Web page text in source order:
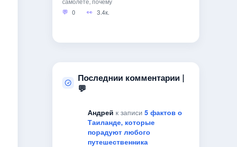
0
3.4к.
Последнии комментарии |
💬
Андрей к записи 5 фактов о
Таиланде, которые
порадуют любого
путешественника